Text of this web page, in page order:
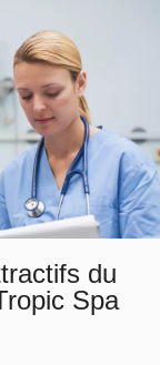
du
Spa